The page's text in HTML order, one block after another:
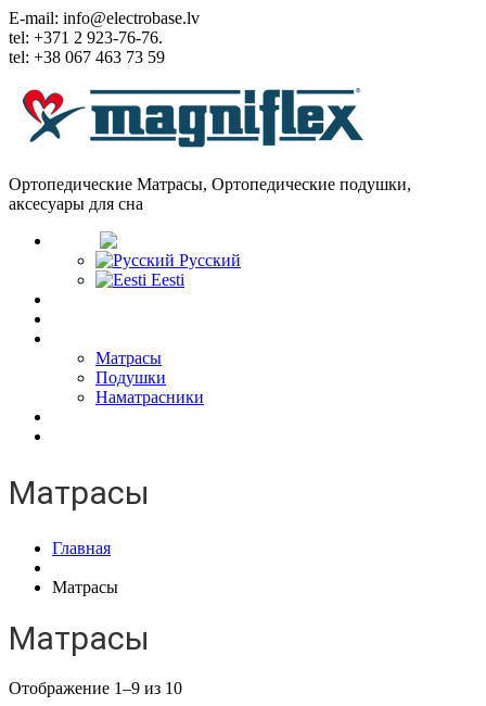
E-mail: info@electrobase.lv
tel: +371 2 923-76-76.
tel: +38 067 463 73 59
Ортопедические Матрасы, Ортопедические подушки,
аксесуары для сна
Русский
Eesti
Матрасы
Подушки
Наматрасники
Матрасы
Главная
Матрасы
Матрасы
Отображение 1–9 из 10